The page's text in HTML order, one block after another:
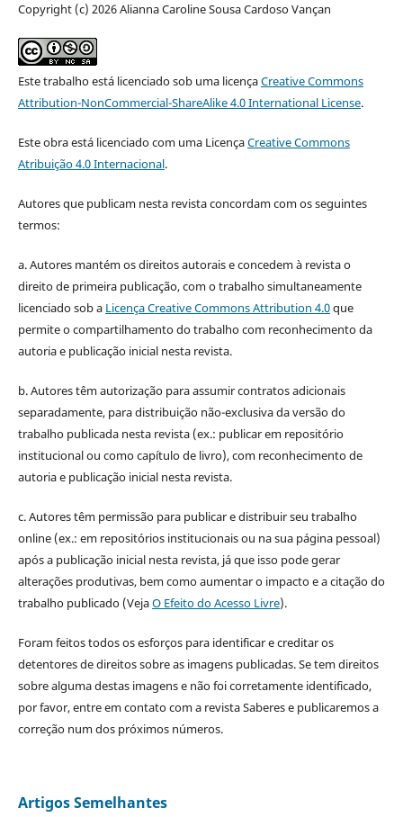
Copyright (c) 2026 Alianna Caroline Sousa Cardoso Vançan
Este trabalho está licenciado sob uma licençaCreative Commons
Attribution-NonCommercial-ShareAlike 4.0 International License.
Este obra está licenciado com uma LicençaCreative Commons
Atribuição 4.0 Internacional.
Autores que publicam nesta revista concordam com os seguintes
termos:
a. Autores mantém os direitos autorais e concedem à revista o
direito de primeira publicação, com o trabalho simultaneamente
licenciado sob a Licença Creative Commons Attribution 4.0que
permite o compartilhamento do trabalho com reconhecimento da
autoria e publicação inicial nesta revista.
b. Autores têm autorização para assumir contratos adicionais
separadamente, para distribuição não-exclusiva da versão do
trabalho publicada nesta revista (ex.: publicar em repositório
institucional ou como capítulo de livro), com reconhecimento de
autoria e publicação inicial nesta revista.
c. Autores têm permissão para publicar e distribuir seu trabalho
online (ex.: em repositórios institucionais ou na sua página pessoal)
após a publicação inicial nesta revista, já que isso pode gerar
alterações produtivas, bem como aumentar o impacto e a citação do
trabalho publicado (VejaO Efeito do Acesso Livre).
Foram feitos todos os esforços para identificar e creditar os
detentores de direitos sobre as imagens publicadas. Se tem direitos
sobre alguma destas imagens e não foi corretamente identificado,
por favor, entre em contato com a revista Saberes e publicaremos a
correção num dos próximos números.
Artigos Semelhantes